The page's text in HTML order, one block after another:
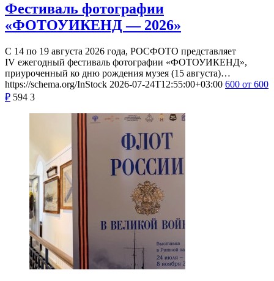
Фестиваль фотографии
«ФОТОУИКЕНД — 2026»
С 14 по 19 августа 2026 года, РОСФОТО представляет
IV ежегодный фестиваль фотографии «ФОТОУИКЕНД»,
приуроченный ко дню рождения музея (15 августа)…
https://schema.org/InStock 2026-07-24T12:55:00+03:00 600 от 600
₽ 594 3